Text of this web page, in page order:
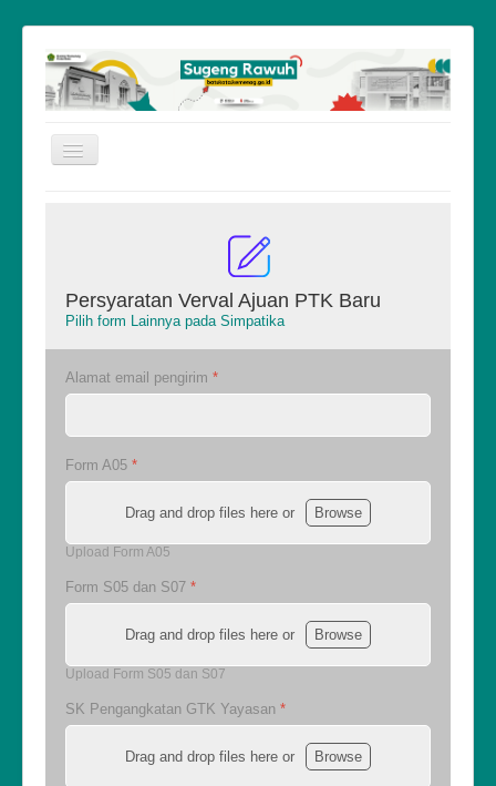
Toggle
Navigation
Persyaratan Verval Ajuan PTK Baru
Pilih form Lainnya pada Simpatika
Alamat email pengirim *
Form A05 *
Drag and drop files here or Browse
Upload Form A05
Form S05 dan S07 *
Drag and drop files here or Browse
Upload Form S05 dan S07
SK Pengangkatan GTK Yayasan *
Drag and drop files here or Browse